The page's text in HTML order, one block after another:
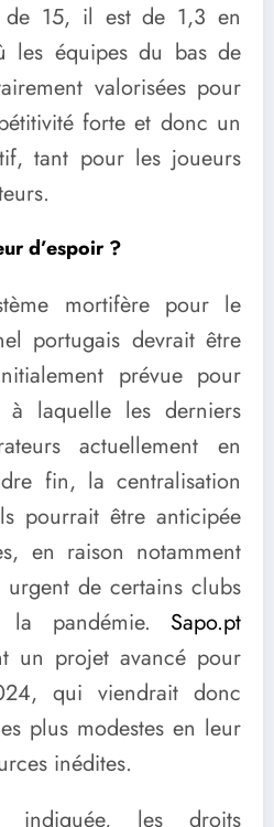
de 15, il est de 1,3 en
les équipes du bas de
valorisées pour
forte et donc un
tant pour les joueurs
d’espoir ?
mortifère pour le
portugais devrait être
prévue pour
à laquelle les derniers
actuellement en
fin, la centralisation
pourrait être anticipée
en raison notamment
de certains clubs
pandémie. Sapo.pt
un projet avancé pour
qui viendrait donc
plus modestes en leur
inédites.
indiquée, les droits